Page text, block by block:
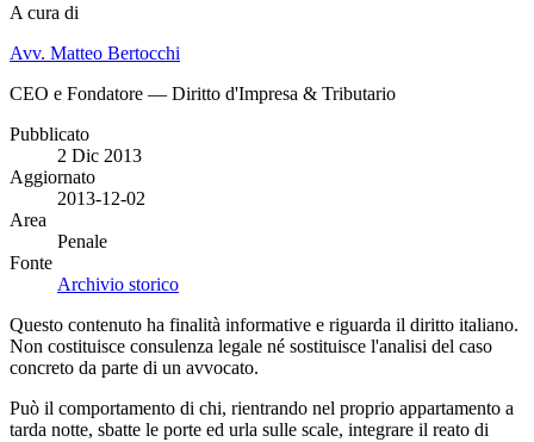
A cura di
Avv. Matteo Bertocchi
CEO e Fondatore — Diritto d'Impresa & Tributario
Pubblicato
2 Dic 2013
Aggiornato
2013-12-02
Area
Penale
Fonte
Archivio storico
Questo contenuto ha finalità informative e riguarda il diritto italiano.
Non costituisce consulenza legale né sostituisce l'analisi del caso
concreto da parte di un avvocato.
Può il comportamento di chi, rientrando nel proprio appartamento a
tarda notte, sbatte le porte ed urla sulle scale, integrare il reato di